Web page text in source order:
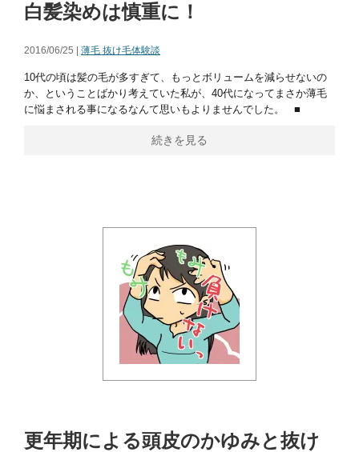
白髪染めは慎重に！
2016/06/25 | 薄毛 抜け毛体験談
10代の頃は髪の毛が多すぎて、もっとボリュームを減らせないの
か、ということばかり考えていた私が、40代になってまさか薄毛
に悩まされる事になるなんて思いもよりませんでした。 ■
続きを見る
更年期による頭皮のかゆみと抜け